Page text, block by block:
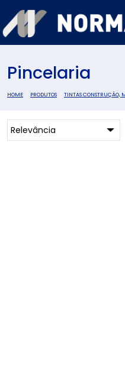
Pincelaria
HOME PRODUTOS TINTAS CONSTRUÇÃO,